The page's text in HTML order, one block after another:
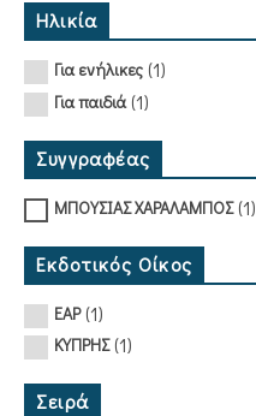
Ηλικία
Για ενήλικες (1)
Για παιδιά(1)
Συγγραφέας
ΜΠΟΥΣΙΑΣ ΧΑΡΑΛΑΜΠΟΣ(1)
Εκδοτικός Οίκος
ΕΑΡ(1)
ΚΥΠΡΗΣ(1)
Σειρά